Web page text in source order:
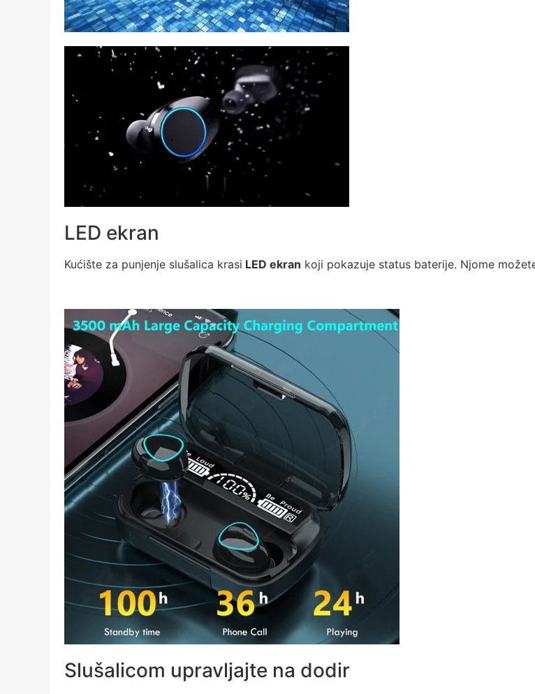
LED ekran
Kućište za punjenje slušalica krasi LED ekran koji pokazuje status baterije. Njome
Slušalicom upravljajte na dodir